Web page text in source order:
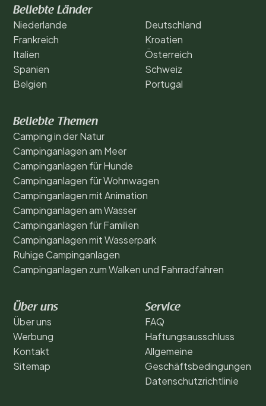
Beliebte Länder
Niederlande
Frankreich
Italien
Spanien
Belgien
Deutschland
Kroatien
Österreich
Schweiz
Portugal
Beliebte Themen
Camping in der Natur
Campinganlagen am Meer
Campinganlagen für Hunde
Campinganlagen für Wohnwagen
Campinganlagen mit Animation
Campinganlagen am Wasser
Campinganlagen für Familien
Campinganlagen mit Wasserpark
Ruhige Campinganlagen
Campinganlagen zum Walken und Fahrradfahren
Über uns
Über uns
Werbung
Kontakt
Sitemap
Service
FAQ
Haftungsausschluss
Allgemeine
Geschäftsbedingungen
Datenschutzrichtlinie